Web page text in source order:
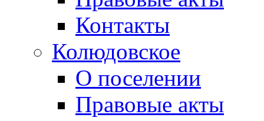
Контакты
Колюдовское
О поселении
Правовые акты